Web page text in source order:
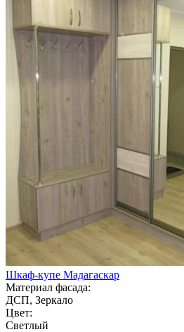
Шкаф-купе Мадагаскар
Материал фасада:
ДСП, Зеркало
Цвет:
Светлый